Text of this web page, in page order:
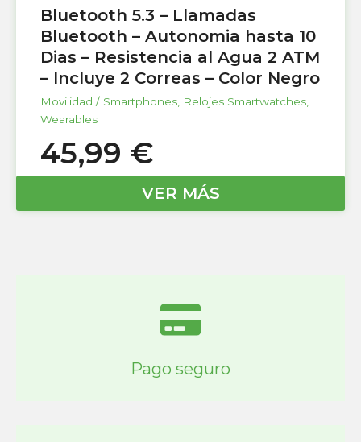
Bluetooth 5.3 – Llamadas
Bluetooth – Autonomia hasta 10
Dias – Resistencia al Agua 2 ATM
– Incluye 2 Correas – Color Negro
Movilidad / Smartphones Relojes Smartwatches
Wearables
45,99 €
VER MÁS
Pago seguro